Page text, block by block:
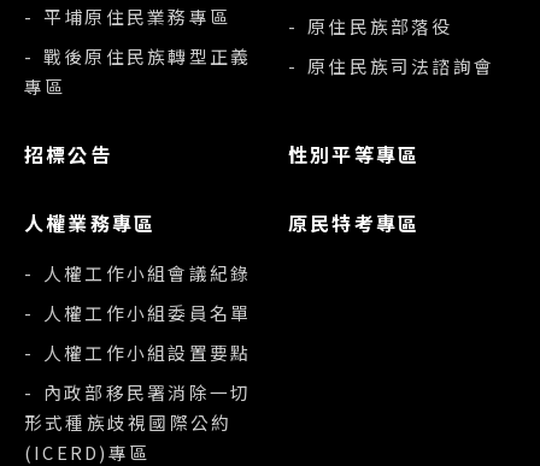
- 平埔原住民業務專區
- 戰後原住民族轉型正義
專區
- 原住民族部落役
- 原住民族司法諮詢會
招標公告 性別平等專區
人權業務專區
- 人權工作小組會議紀錄
- 人權工作小組委員名單
- 人權工作小組設置要點
- 內政部移民署消除一切
形式種族歧視國際公約
(ICERD)專區
原民特考專區